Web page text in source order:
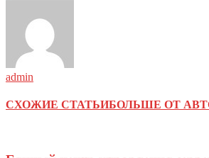
admin
СХОЖИЕ СТАТЬИБОЛЬШЕ ОТ